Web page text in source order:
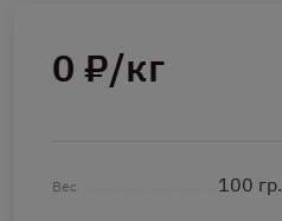
0 ₽/кг
Вес 100 гр.